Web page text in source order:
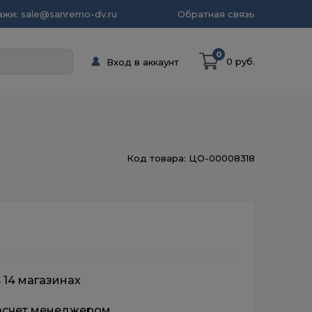
sale@sanremo-dv.ru Обратная связь
Вход в аккаунт
0
0 руб.
Код товара: ЦО-00008318
магазинах